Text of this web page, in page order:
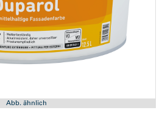
Abb. ähnlich